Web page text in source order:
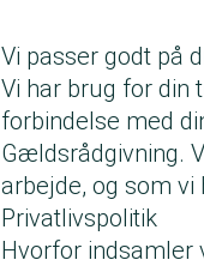
Vi passer godt på
Vi har brug for din
forbindelse med
Gældsrådgivning.
arbejde, og som
Privatlivspolitik
Hvorfor indsamler